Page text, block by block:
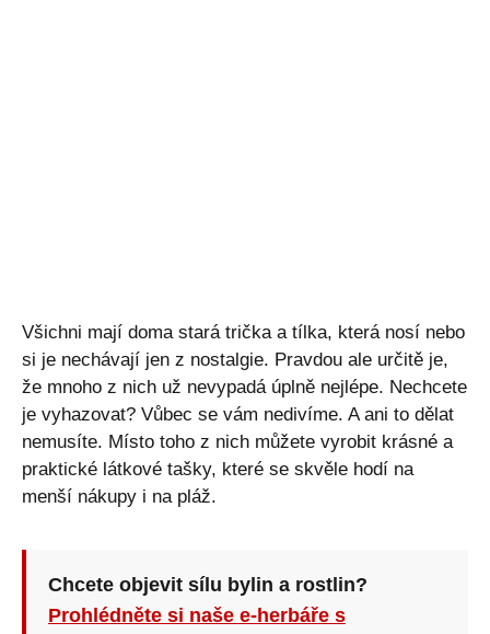
Všichni mají doma stará trička a tílka, která nosí nebo
si je nechávají jen z nostalgie. Pravdou ale určitě je,
že mnoho z nich už nevypadá úplně nejlépe. Nechcete
je vyhazovat? Vůbec se vám nedivíme. A ani to dělat
nemusíte. Místo toho z nich můžete vyrobit krásné a
praktické látkové tašky, které se skvěle hodí na
menší nákupy i na pláž.
Chcete objevit sílu bylin a rostlin?
Prohlédněte si naše e-herbáře s